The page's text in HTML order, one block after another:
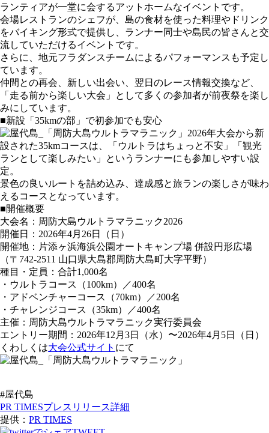
ランティアが一堂に会するアットホームなイベントです。
会場レストランのシェフが、島の食材を使った料理やドリンク
をバイキング形式で提供し、ランナー同士や島民の皆さんと交
流していただけるイベントです。
さらに、地元フラダンスチームによるパフォーマンスも予定し
ています。
仲間との再会、新しい出会い、翌日のレース情報交換など、
「走る前から楽しい大会」として多くの参加者が前夜祭を楽し
みにしています。
■新設「35kmの部」で初参加でも安心
2026年大会から新
設された35kmコースは、「ウルトラはちょっと不安」「観光
ランとして楽しみたい」というランナーにも参加しやすい設
定。
景色の良いルートを詰め込み、達成感と旅ランの楽しさが味わ
えるコースとなっています。
■開催概要
大会名：周防大島ウルトラマラニック2026
開催日：2026年4月26日（日）
開催地：片添ヶ浜海浜公園オートキャンプ場 併設円形広場
（〒742-2511 山口県大島郡周防大島町大字平野）
種目・定員：合計1,000名
・ウルトラコース（100km）／400名
・アドベンチャーコース（70km）／200名
・チャレンジコース（35km）／400名
主催：周防大島ウルトラマラニック実行委員会
エントリー期間：2026年12月3日（水）〜2026年4月5日（日）
くわしくは大会公式サイト にて
#屋代島
PR TIMESプレスリリース詳細
提供： PR TIMES